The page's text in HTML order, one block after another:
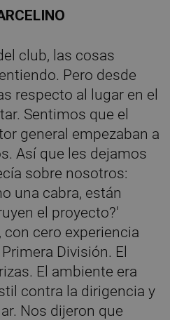
club, las cosas
Pero desde
respecto al lugar en el
Sentimos que el
general empezaban a
Así que les dejamos
sobre nosotros:
una cabra, están
el proyecto?'
con cero experiencia
División. El
El ambiente era
contra la dirigencia y
Nos dijeron que